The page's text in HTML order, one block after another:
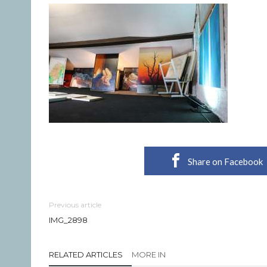
Share on Facebook
Previous article
IMG_2898
RELATED ARTICLES MORE IN